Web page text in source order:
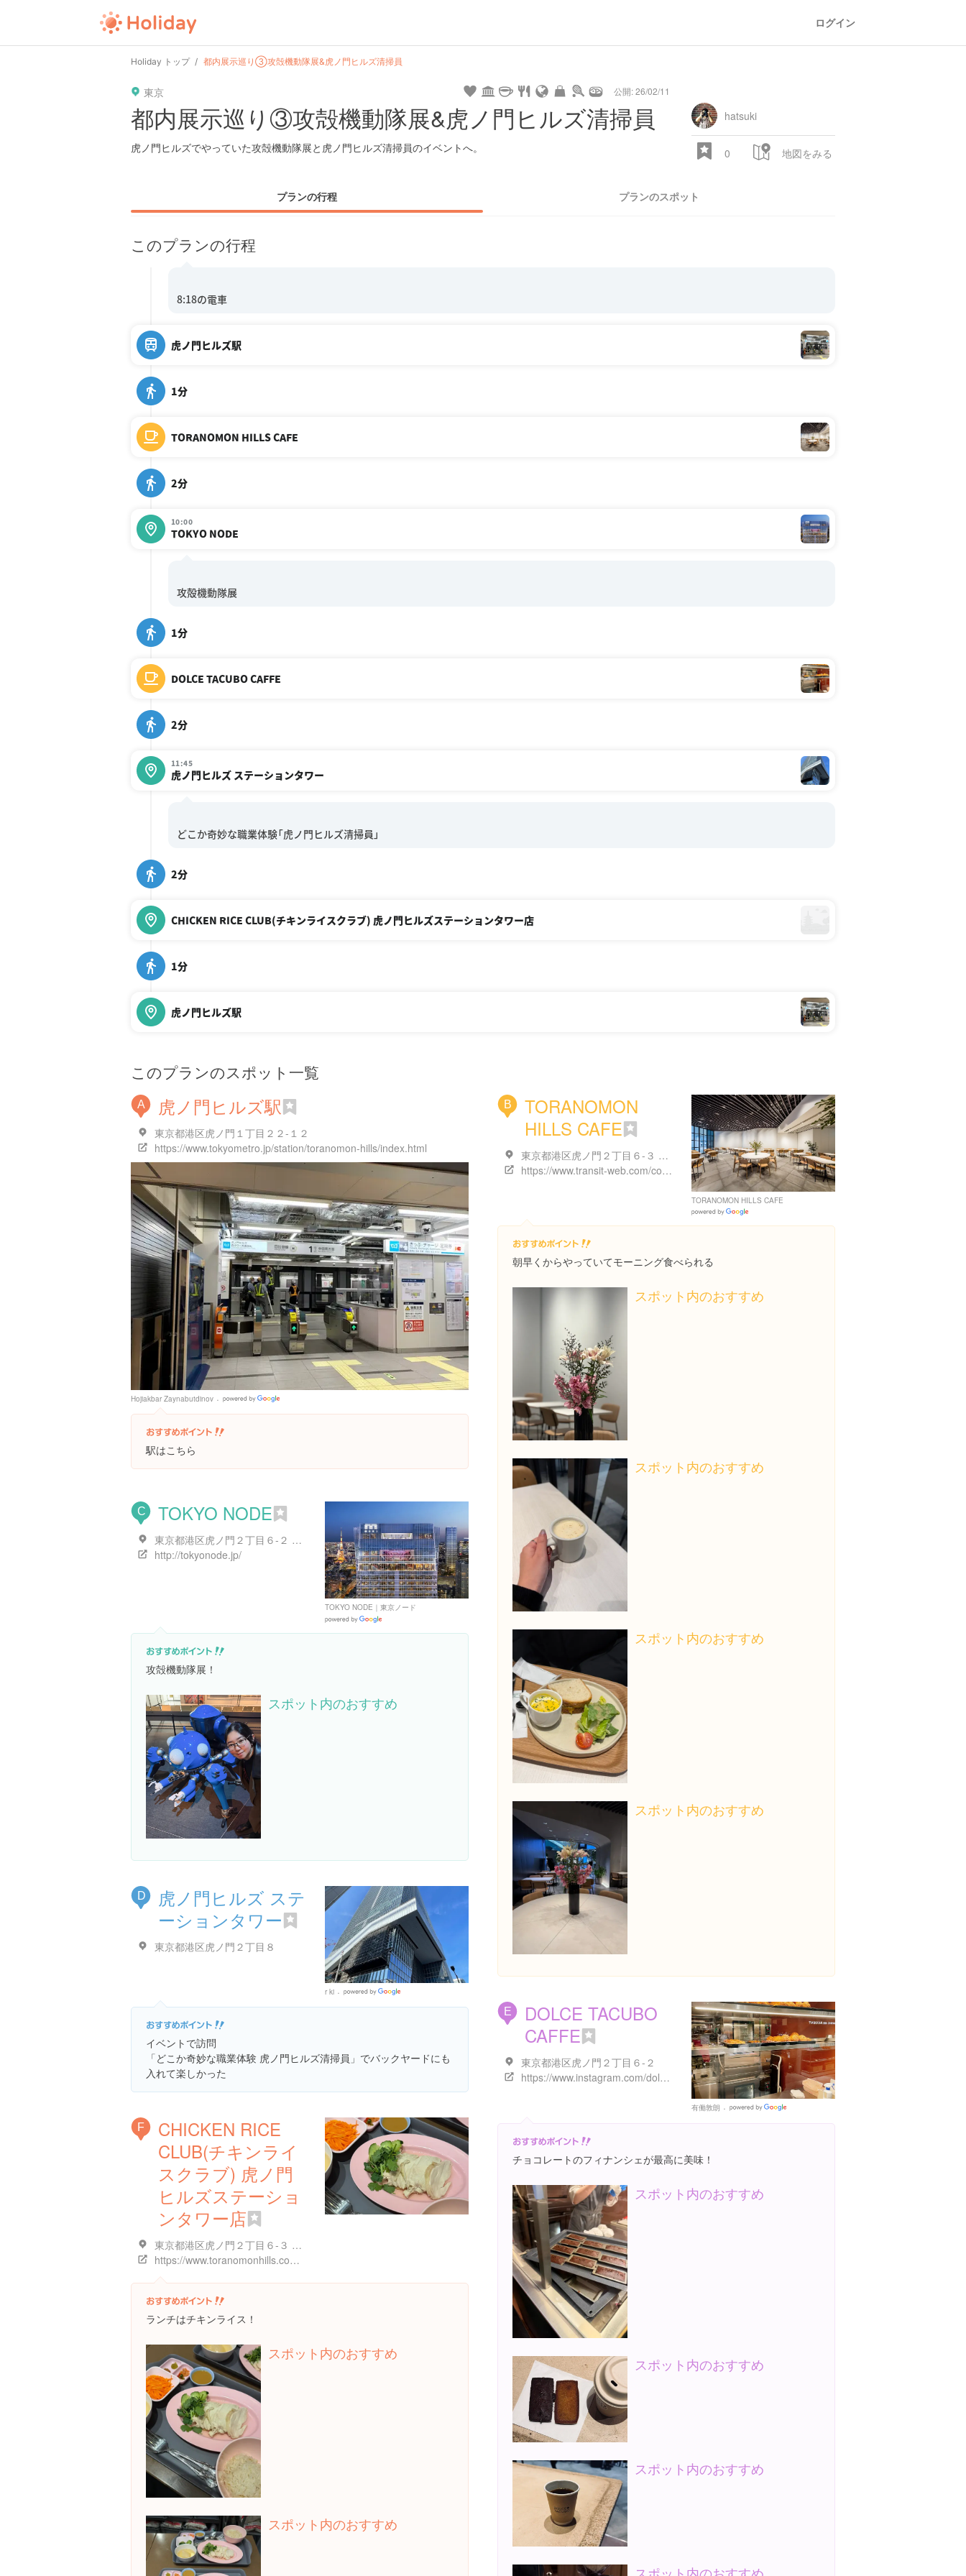
ログイン
Holiday トップ 都内展示巡り③攻殻機動隊展&虎ノ門ヒルズ清掃員
東京 公開: 26/02/11
都内展示巡り③攻殻機動隊展&虎ノ門ヒルズ清掃員
虎ノ門ヒルズでやっていた攻殻機動隊展と虎ノ門ヒルズ清掃員のイベントへ。
hatsuki
0 地図をみる
プランの行程 プランのスポット
このプランの行程
虎ノ門ヒルズ駅
1分
TORANOMON HILLS CAFE
2分
10:00
TOKYO NODE
1分
DOLCE TACUBO CAFFE
2分
11:45
虎ノ門ヒルズ ステーションタワー
2分
CHICKEN RICE CLUB(チキンライスクラブ) 虎ノ門ヒルズステーションタワー店
1分
虎ノ門ヒルズ駅
このプランのスポット一覧
A 虎ノ門ヒルズ駅
東京都港区虎ノ門１丁目２２-１２
https://www.tokyometro.jp/station/toranomon-hills/index.html
Hojiakbar Zaynabutdinov
Places
駅はこちら
B
TORANOMON
HILLS CAFE
東京都港区虎ノ門２丁目６-３ ヒルズ ステーションタワ 地下2階
https://www.transit-web.com/content/shops/toranomon-hills-cafe/
TORANOMON HILLS CAFE
Places
朝早くからやっていてモーニング食べられる
スポット内のおすすめ
スポット内のおすすめ
スポット内のおすすめ
スポット内のおすすめ
C TOKYO NODE
東京都港区虎ノ門２丁目６-２ ヒルズステーションタワ 8F,45F～49F
http://tokyonode.jp/
TOKYO NODE｜東京ノード
Places
攻殻機動隊展！
スポット内のおすすめ
D
虎ノ門ヒルズ ステ
ーションタワー
東京都港区虎ノ門２丁目８
r ki
Places
イベントで訪問
「どこか奇妙な職業体験 虎ノ門ヒルズ清掃員」でバックヤードにも
入れて楽しかった
E
DOLCE TACUBO
CAFFE
東京都港区虎ノ門２丁目６-２
https://www.instagram.com/dolce_tacubo_caffe/
有働敦朗
Places
チョコレートのフィナンシェが最高に美味！
スポット内のおすすめ
スポット内のおすすめ
スポット内のおすすめ
F
CHICKEN RICE
CLUB(チキンライ
スクラブ) 虎ノ門
ヒルズステーショ
ンタワー店
東京都港区虎ノ門２丁目６-３ 虎ノ門ヒルズステーションタワー B2F T-MARKET内
https://www.toranomonhills.com/gourmet_shops/3605.html
ランチはチキンライス！
スポット内のおすすめ
スポット内のおすすめ